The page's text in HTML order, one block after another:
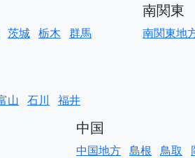
茨城 栃木 群馬
南関東
南関東地
山 石川 福井
中国
中国地方 島根 鳥取